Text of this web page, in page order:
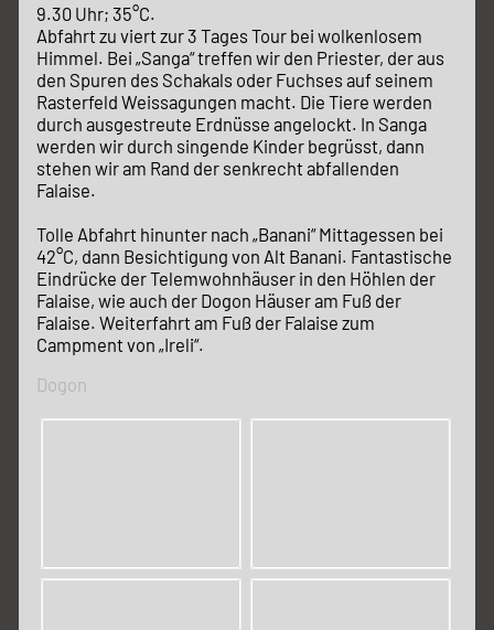
9.30 Uhr; 35°C.
Abfahrt zu viert zur 3 Tages Tour bei wolkenlosem
Himmel. Bei „Sanga“ treffen wir den Priester, der aus
den Spuren des Schakals oder Fuchses auf seinem
Rasterfeld Weissagungen macht. Die Tiere werden
durch ausgestreute Erdnüsse angelockt. In Sanga
werden wir durch singende Kinder begrüsst, dann
stehen wir am Rand der senkrecht abfallenden
Falaise.
Tolle Abfahrt hinunter nach „Banani“ Mittagessen bei
42°C, dann Besichtigung von Alt Banani. Fantastische
Eindrücke der Telemwohnhäuser in den Höhlen der
Falaise, wie auch der Dogon Häuser am Fuß der
Falaise. Weiterfahrt am Fuß der Falaise zum
Campment von „Ireli“.
Dogon